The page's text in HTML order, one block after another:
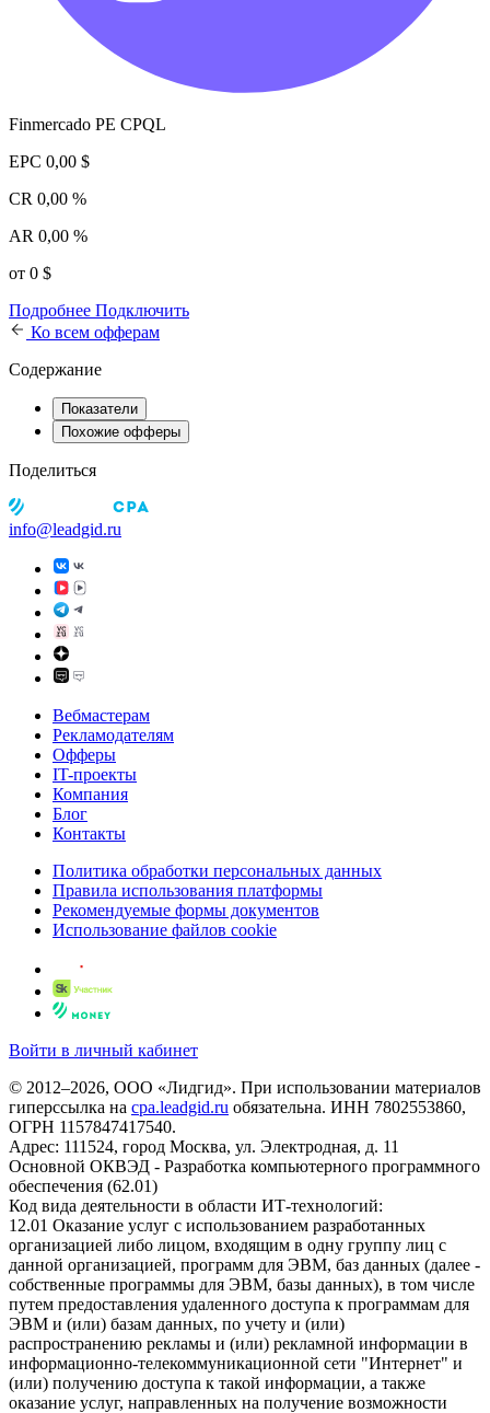
Finmercado PE CPQL
EPC 0,00 $
CR 0,00 %
AR 0,00 %
от 0 $
Подробнее Подключить
Ко всем офферам
Содержание
Показатели
Похожие офферы
Поделиться
info@leadgid.ru
Вебмастерам
Рекламодателям
Офферы
IT-проекты
Компания
Блог
Контакты
Политика обработки персональных данных
Правила использования платформы
Рекомендуемые формы документов
Использование файлов cookie
Войти в личный кабинет
© 2012–2026, ООО «Лидгид». При использовании материалов
гиперссылка на cpa.leadgid.ru обязательна. ИНН 7802553860,
ОГРН 1157847417540.
Адрес: 111524, город Москва, ул. Электродная, д. 11
Основной ОКВЭД - Разработка компьютерного программного
обеспечения (62.01)
Код вида деятельности в области ИТ-технологий:
12.01 Оказание услуг с использованием разработанных
организацией либо лицом, входящим в одну группу лиц с
данной организацией, программ для ЭВМ, баз данных (далее -
собственные программы для ЭВМ, базы данных), в том числе
путем предоставления удаленного доступа к программам для
ЭВМ и (или) базам данных, по учету и (или)
распространению рекламы и (или) рекламной информации в
информационно-телекоммуникационной сети "Интернет" и
(или) получению доступа к такой информации, а также
оказание услуг, направленных на получение возможности